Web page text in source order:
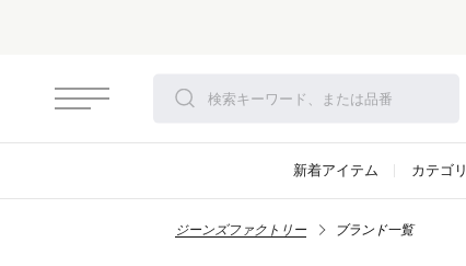
新着アイテム カテゴリ
ジーンズファクトリー ブランド一覧